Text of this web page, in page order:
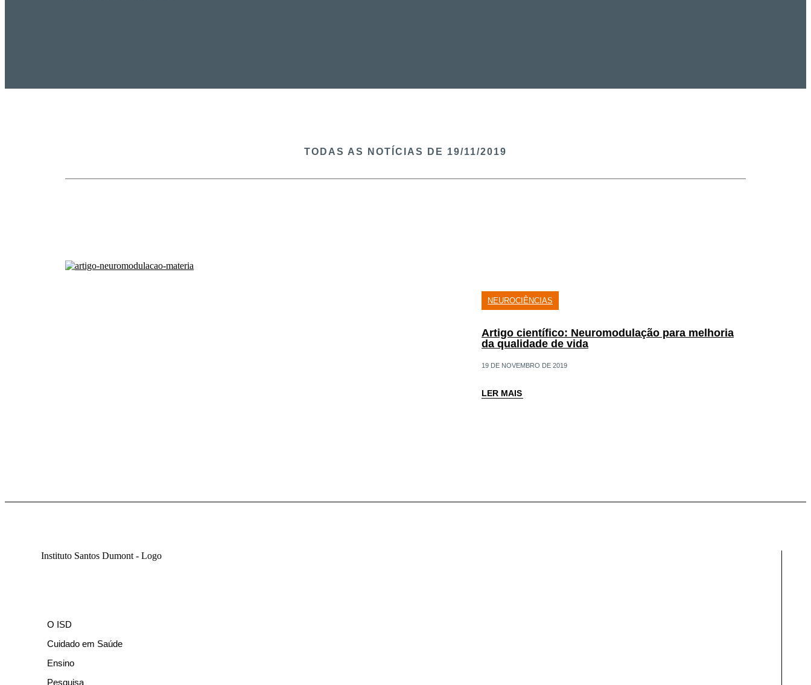
TODAS AS NOTÍCIAS​ DE 19/11/2019
NEUROCIÊNCIAS
Artigo científico: Neuromodulação para melhoria
da qualidade de vida
19 DE NOVEMBRO DE 2019
LER MAIS
O ISD
Cuidado em Saúde
Ensino
Pesquisa